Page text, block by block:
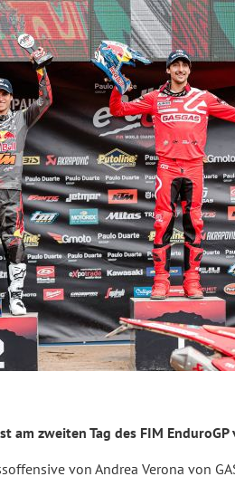
am zweiten Tag des FIM
von Andrea Verona von